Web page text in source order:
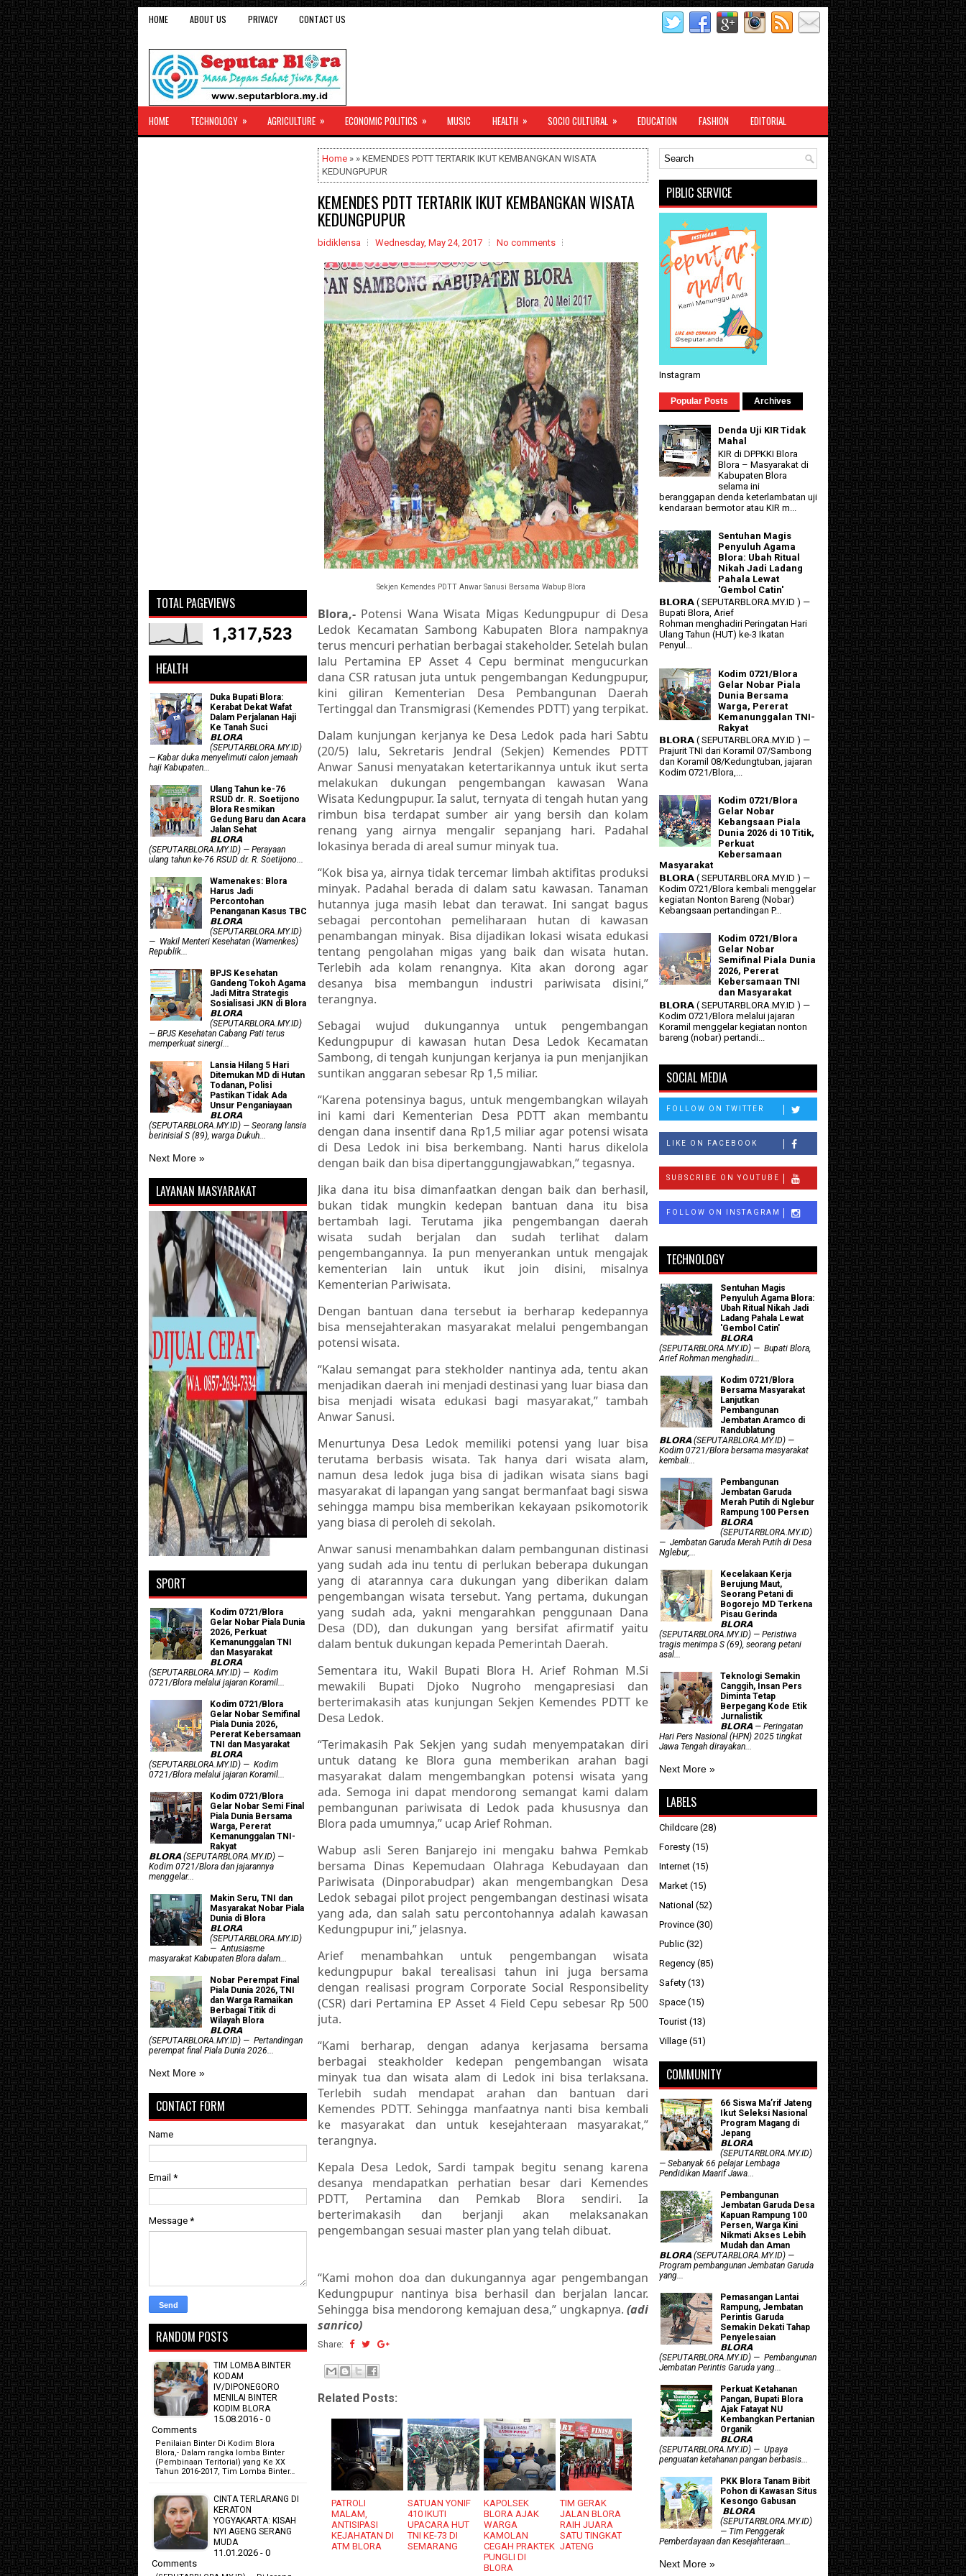
HOME ABOUT US PRIVACY CONTACT US
HOME TECHNOLOGY » AGRICULTURE » ECONOMIC POLITICS » MUSIC HEALTH » SOCIO CULTURAL » EDUCATION FASHION EDITORIAL
Home » » KEMENDES PDTT TERTARIK IKUT KEMBANGKAN WISATA
KEDUNGPUPUR
KEMENDES PDTT TERTARIK IKUT KEMBANGKAN WISATA
KEDUNGPUPUR
bidiklensa Wednesday, May 24, 2017 No comments
Sekjen Kemendes PDTT Anwar Sanusi Bersama Wabup Blora
Blora,- Potensi Wana Wisata Migas Kedungpupur di Desa
Ledok Kecamatan Sambong Kabupaten Blora nampaknya
terus mencuri perhatian berbagai stakeholder. Setelah bulan
lalu Pertamina EP Asset 4 Cepu berminat mengucurkan
dana CSR ratusan juta untuk pengembangan Kedungpupur,
kini giliran Kementerian Desa Pembangunan Daerah
Tertinggal dan Transmigrasi (Kemendes PDTT) yang terpikat.
Dalam kunjungan kerjanya ke Desa Ledok pada hari Sabtu
(20/5) lalu, Sekretaris Jendral (Sekjen) Kemendes PDTT
Anwar Sanusi menyatakan ketertarikannya untuk ikut serta
melakukan dukungan pengembangan kawasan Wana
Wisata Kedungpupur. Ia salut, ternyata di tengah hutan yang
rimbun bisa terdapat sumber air yang bersih dan kolam
renang yang airnya mengalir sepanjang hari. Padahal
lokasinya berada di areal sumur minyak tua.
“Kok bisa ya, airnya tidak tercemar limbah aktifitas produksi
minyak. Padahal berada di dalam satu kawasan. Tanaman
hutannya juga masih lebat dan terawat. Ini sangat bagus
sebagai percontohan pemeliharaan hutan di kawasan
penambangan minyak. Bisa dijadikan lokasi wisata edukasi
tentang pengolahan migas yang baik dan wisata hutan.
Terlebih ada kolam renangnya. Kita akan dorong agar
desanya bisa membangun industri pariwisata disini,”
terangnya.
Sebagai wujud dukungannya untuk pengembangan
Kedungpupur di kawasan hutan Desa Ledok Kecamatan
Sambong, di tengah kunjungan kerjanya ia pun menjanjikan
suntikan anggaran sebesar Rp 1,5 miliar.
“Karena potensinya bagus, untuk mengembangkan wilayah
ini kami dari Kementerian Desa PDTT akan membantu
dengan dana insentif dana Rp1,5 miliar agar potensi wisata
di Desa Ledok ini bisa berkembang. Nanti harus dikelola
dengan baik dan bisa dipertanggungjawabkan,” tegasnya.
Jika dana itu bisa dimanfaatkan dengan baik dan berhasil,
bukan tidak mungkin kedepan bantuan dana itu bisa
bertambah lagi. Terutama jika pengembangan daerah
wisata sudah berjalan dan sudah terlihat dalam
pengembangannya. Ia pun menyerankan untuk mengajak
kementerian lain untuk ikut join disini, misalnya
Kementerian Pariwisata.
Dengan bantuan dana tersebut ia berharap kedepannya
bisa mensejahterakan masyarakat melalui pengembangan
potensi wisata.
“Kalau semangat para stekholder nantinya ada, tentu akan
menjadikan daerah ini menjadi destinasi yang luar biasa dan
bisa menjadi wisata edukasi bagi masyarakat,” tambah
Anwar Sanusi.
Menurtunya Desa Ledok memiliki potensi yang luar bisa
terutama berbasis wisata. Tak hanya dari wisata alam,
namun desa ledok juga bisa di jadikan wisata sians bagi
masyarakat di lapangan yang sangat bermanfaat bagi siswa
sehingga mampu bisa memberikan kekayaan psikomotorik
yang biasa di peroleh di sekolah.
Anwar sanusi menambahkan dalam pembangunan distinasi
yang sudah ada inu tentu di perlukan beberapa dukungan
yang di atarannya cara dukungan yang diberikan dalam
pengembangan wisata tersebut. Yang pertama, dukungan
yang sudah ada, yakni mengarahkan penggunaan Dana
Desa (DD), dan dukungan yang bersifat afirmatif yaitu
dalam bentuk dukungan kepada Pemerintah Daerah.
Sementara itu, Wakil Bupati Blora H. Arief Rohman M.Si
mewakili Bupati Djoko Nugroho mengapresiasi dan
berterimakasih atas kunjungan Sekjen Kemendes PDTT ke
Desa Ledok.
“Terimakasih Pak Sekjen yang sudah menyempatakan diri
untuk datang ke Blora guna memberikan arahan bagi
masyarakat dalam mengembangkan potensi wisata yang
ada. Semoga ini dapat mendorong semangat kami dalam
pembangunan pariwisata di Ledok pada khususnya dan
Blora pada umumnya,” ucap Arief Rohman.
Wabup asli Seren Banjarejo ini mengaku bahwa Pemkab
bersama Dinas Kepemudaan Olahraga Kebudayaan dan
Pariwisata (Dinporabudpar) akan mengembangkan Desa
Ledok sebagai pilot project pengembangan destinasi wisata
yang ada, dan salah satu percontohannya adalah kawasan
Kedungpupur ini,” jelasnya.
Arief menambahkan untuk pengembangan wisata
kedungpupur bakal terealisasi tahun ini juga bersama
dengan realisasi program Corporate Social Responsibelity
(CSR) dari Pertamina EP Asset 4 Field Cepu sebesar Rp 500
juta.
“Kami berharap, dengan adanya kerjasama bersama
berbagai steakholder kedepan pengembangan wisata
minyak tua dan wisata alam di Ledok ini bisa terlaksana.
Terlebih sudah mendapat arahan dan bantuan dari
Kemendes PDTT. Sehingga manfaatnya nanti bisa kembali
ke masyarakat dan untuk kesejahteraan masyarakat,”
terangnya.
Kepala Desa Ledok, Sardi tampak begitu senang karena
desanya mendapatkan perhatian besar dari Kemendes
PDTT, Pertamina dan Pemkab Blora sendiri. Ia
berterimakasih dan berjanji akan melaksanakan
pengembangan sesuai master plan yang telah dibuat.
“Kami mohon doa dan dukungannya agar pengembangan
Kedungpupur nantinya bisa berhasil dan berjalan lancar.
Sehingga bisa mendorong kemajuan desa,” ungkapnya. (adi
sanrico)
Share:
Related Posts:
PATROLI
MALAM,
ANTISIPASI
KEJAHATAN DI
ATM BLORA
SATUAN YONIF
410 IKUTI
UPACARA HUT
TNI KE-73 DI
SEMARANG
KAPOLSEK
BLORA AJAK
WARGA
KAMOLAN
CEGAH PRAKTEK
PUNGLI DI
BLORA
TIM GERAK
JALAN BLORA
RAIH JUARA
SATU TINGKAT
JATENG
TOTAL PAGEVIEWS
1,317,523
HEALTH
Duka Bupati Blora:
Kerabat Dekat Wafat
Dalam Perjalanan Haji
Ke Tanah Suci
𝗕𝗟𝗢𝗥𝗔
(SEPUTARBLORA.MY.ID)
— Kabar duka menyelimuti calon jemaah
haji Kabupaten...
Ulang Tahun ke-76
RSUD dr. R. Soetijono
Blora Resmikan
Gedung Baru dan Acara
Jalan Sehat
𝗕𝗟𝗢𝗥𝗔
(SEPUTARBLORA.MY.ID) — Perayaan
ulang tahun ke-76 RSUD dr. R. Soetijono...
Wamenakes: Blora
Harus Jadi
Percontohan
Penanganan Kasus TBC
𝗕𝗟𝗢𝗥𝗔
(SEPUTARBLORA.MY.ID)
— Wakil Menteri Kesehatan (Wamenkes)
Republik...
BPJS Kesehatan
Gandeng Tokoh Agama
Jadi Mitra Strategis
Sosialisasi JKN di Blora
𝗕𝗟𝗢𝗥𝗔
(SEPUTARBLORA.MY.ID)
— BPJS Kesehatan Cabang Pati terus
memperkuat sinergi...
Lansia Hilang 5 Hari
Ditemukan MD di Hutan
Todanan, Polisi
Pastikan Tidak Ada
Unsur Penganiayaan
𝗕𝗟𝗢𝗥𝗔
(SEPUTARBLORA.MY.ID) — Seorang lansia
berinisial S (89), warga Dukuh...
Next More »
LAYANAN MASYARAKAT
SPORT
Kodim 0721/Blora
Gelar Nobar Piala Dunia
2026, Perkuat
Kemanunggalan TNI
dan Masyarakat
𝗕𝗟𝗢𝗥𝗔
(SEPUTARBLORA.MY.ID) — Kodim
0721/Blora melalui jajaran Koramil...
Kodim 0721/Blora
Gelar Nobar Semifinal
Piala Dunia 2026,
Pererat Kebersamaan
TNI dan Masyarakat
𝗕𝗟𝗢𝗥𝗔
(SEPUTARBLORA.MY.ID) — Kodim
0721/Blora melalui jajaran Koramil...
Kodim 0721/Blora
Gelar Nobar Semi Final
Piala Dunia Bersama
Warga, Pererat
Kemanunggalan TNI-
Rakyat
𝗕𝗟𝗢𝗥𝗔 (SEPUTARBLORA.MY.ID) —
Kodim 0721/Blora dan jajarannya
menggelar...
Makin Seru, TNI dan
Masyarakat Nobar Piala
Dunia di Blora
𝗕𝗟𝗢𝗥𝗔
(SEPUTARBLORA.MY.ID)
— Antusiasme
masyarakat Kabupaten Blora dalam...
Nobar Perempat Final
Piala Dunia 2026, TNI
dan Warga Ramaikan
Berbagai Titik di
Wilayah Blora
𝗕𝗟𝗢𝗥𝗔
(SEPUTARBLORA.MY.ID) — Pertandingan
perempat final Piala Dunia 2026...
Next More »
CONTACT FORM
Name
Email *
Message *
RANDOM POSTS
TIM LOMBA BINTER
KODAM
IV/DIPONEGORO
MENILAI BINTER
KODIM BLORA
15.08.2016 - 0
Comments
Penilaian Binter Di Kodim Blora
Blora,- Dalam rangka lomba Binter
(Pembinaan Teritorial) yang Ke XX
Tahun 2016-2017, Tim Lomba Binter…
CINTA TERLARANG DI
KERATON
YOGYAKARTA: KISAH
NYI AGENG SERANG
MUDA
11.01.2026 - 0
Comments
PIBLIC SERVICE
Instagram
Popular Posts Archives
Denda Uji KIR Tidak
Mahal
KIR di DPPKKI Blora
Blora – Masyarakat di
Kabupaten Blora
selama ini
beranggapan denda keterlambatan uji
kendaraan bermotor atau KIR m...
Sentuhan Magis
Penyuluh Agama
Blora: Ubah Ritual
Nikah Jadi Ladang
Pahala Lewat
'Gembol Catin'
𝗕𝗟𝗢𝗥𝗔 ( SEPUTARBLORA.MY.ID ) —
Bupati Blora, Arief
Rohman menghadiri Peringatan Hari
Ulang Tahun (HUT) ke-3 Ikatan
Penyul...
Kodim 0721/Blora
Gelar Nobar Piala
Dunia Bersama
Warga, Pererat
Kemanunggalan TNI-
Rakyat
𝗕𝗟𝗢𝗥𝗔 ( SEPUTARBLORA.MY.ID ) —
Prajurit TNI dari Koramil 07/Sambong
dan Koramil 08/Kedungtuban, jajaran
Kodim 0721/Blora,...
Kodim 0721/Blora
Gelar Nobar
Kebangsaan Piala
Dunia 2026 di 10 Titik,
Perkuat
Kebersamaan
Masyarakat
𝗕𝗟𝗢𝗥𝗔 ( SEPUTARBLORA.MY.ID ) —
Kodim 0721/Blora kembali menggelar
kegiatan Nonton Bareng (Nobar)
Kebangsaan pertandingan P...
Kodim 0721/Blora
Gelar Nobar
Semifinal Piala Dunia
2026, Pererat
Kebersamaan TNI
dan Masyarakat
𝗕𝗟𝗢𝗥𝗔 ( SEPUTARBLORA.MY.ID ) —
Kodim 0721/Blora melalui jajaran
Koramil menggelar kegiatan nonton
bareng (nobar) pertandi...
SOCIAL MEDIA
FOLLOW ON TWITTER
LIKE ON FACEBOOK
SUBSCRIBE ON YOUTUBE
FOLLOW ON INSTAGRAM
TECHNOLOGY
Sentuhan Magis
Penyuluh Agama Blora:
Ubah Ritual Nikah Jadi
Ladang Pahala Lewat
'Gembol Catin'
𝗕𝗟𝗢𝗥𝗔
(SEPUTARBLORA.MY.ID) — Bupati Blora,
Arief Rohman menghadiri...
Kodim 0721/Blora
Bersama Masyarakat
Lanjutkan
Pembangunan
Jembatan Aramco di
Randublatung
𝗕𝗟𝗢𝗥𝗔 (SEPUTARBLORA.MY.ID) —
Kodim 0721/Blora bersama masyarakat
kembali...
Pembangunan
Jembatan Garuda
Merah Putih di Nglebur
Rampung 100 Persen
𝗕𝗟𝗢𝗥𝗔
(SEPUTARBLORA.MY.ID)
— Jembatan Garuda Merah Putih di Desa
Nglebur,...
Kecelakaan Kerja
Berujung Maut,
Seorang Petani di
Bogorejo MD Terkena
Pisau Gerinda
𝗕𝗟𝗢𝗥𝗔
(SEPUTARBLORA.MY.ID) — Peristiwa
tragis menimpa S (69), seorang petani
asal...
Teknologi Semakin
Canggih, Insan Pers
Diminta Tetap
Berpegang Kode Etik
Jurnalistik
𝗕𝗟𝗢𝗥𝗔 — Peringatan
Hari Pers Nasional (HPN) 2025 tingkat
Jawa Tengah dirayakan...
Next More »
LABELS
Childcare (28)
Foresty (15)
Internet (15)
Market (15)
National (52)
Province (30)
Public (32)
Regency (85)
Safety (13)
Space (15)
Tourist (13)
Village (51)
COMMUNITY
66 Siswa Ma’rif Jateng
Ikut Seleksi Nasional
Program Magang di
Jepang
𝗕𝗟𝗢𝗥𝗔
(SEPUTARBLORA.MY.ID)
— Sebanyak 66 pelajar Lembaga
Pendidikan Maarif Jawa...
Pembangunan
Jembatan Garuda Desa
Kapuan Rampung 100
Persen, Warga Kini
Nikmati Akses Lebih
Mudah dan Aman
𝗕𝗟𝗢𝗥𝗔 (SEPUTARBLORA.MY.ID) —
Program pembangunan Jembatan Garuda
yang...
Pemasangan Lantai
Rampung, Jembatan
Perintis Garuda
Semakin Dekati Tahap
Penyelesaian
𝗕𝗟𝗢𝗥𝗔
(SEPUTARBLORA.MY.ID) — Pembangunan
Jembatan Perintis Garuda yang...
​Perkuat Ketahanan
Pangan, Bupati Blora
Ajak Fatayat NU
Kembangkan Pertanian
Organik
𝗕𝗟𝗢𝗥𝗔
(SEPUTARBLORA.MY.ID) — Upaya
penguatan ketahanan pangan berbasis...
PKK Blora Tanam Bibit
Pohon di Kawasan Situs
Kesongo Gabusan
‎ 𝗕𝗟𝗢𝗥𝗔
(SEPUTARBLORA.MY.ID)
— Tim Penggerak
Pemberdayaan dan Kesejahteraan...
Next More »